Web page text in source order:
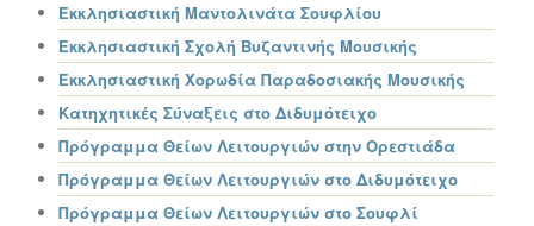
Εκκλησιαστική Μαντολινάτα Σουφλίου
Εκκλησιαστική Σχολή Βυζαντινής Μουσικής
Εκκλησιαστική Χορωδία Παραδοσιακής Μουσικής
Κατηχητικές Σύναξεις στο Διδυμότειχο
Πρόγραμμα Θείων Λειτουργιών στην Ορεστιάδα
Πρόγραμμα Θείων Λειτουργιών στο Διδυμότειχο
Πρόγραμμα Θείων Λειτουργιών στο Σουφλί